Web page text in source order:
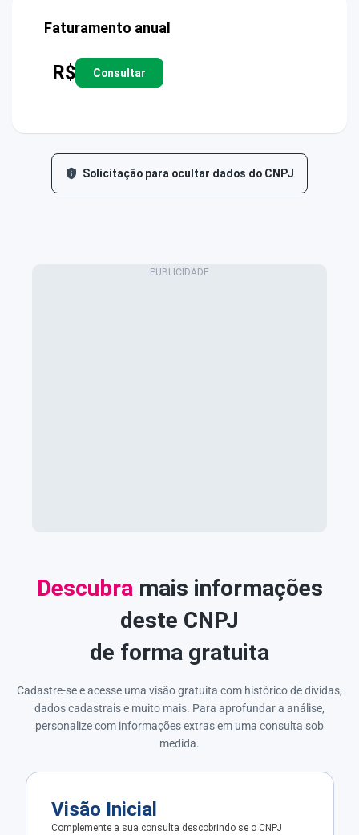
Faturamento anual
R$ Consultar
Solicitação para ocultar dados do CNPJ
Descubramais informações
deste CNPJ
de forma gratuita
Cadastre-se e acesse uma visão gratuita com histórico de dívidas,
dados cadastrais e muito mais. Para aprofundar a análise,
personalize com informações extras em uma consulta sob
medida.
Visão Inicial
Complemente a sua consulta descobrindo se o CNPJ